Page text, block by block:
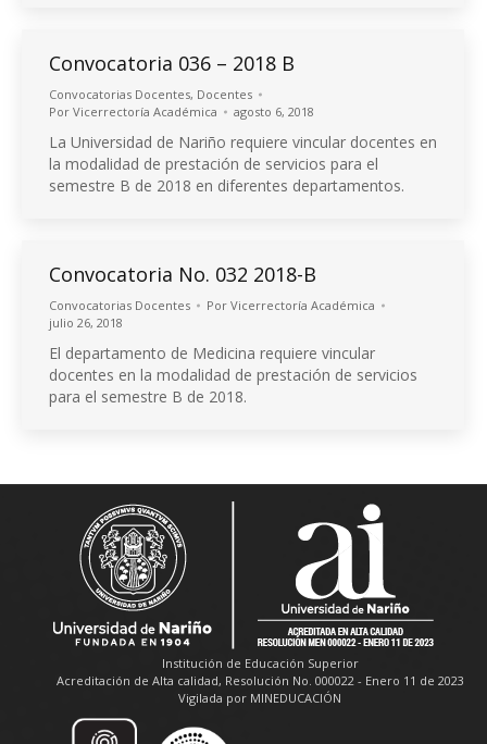
Convocatoria 036 – 2018 B
Convocatorias Docentes, Docentes
Por Vicerrectoría Académica agosto 6, 2018
La Universidad de Nariño requiere vincular docentes en
la modalidad de prestación de servicios para el
semestre B de 2018 en diferentes departamentos.
Convocatoria No. 032 2018-B
Convocatorias Docentes Por Vicerrectoría Académica
julio 26, 2018
El departamento de Medicina requiere vincular
docentes en la modalidad de prestación de servicios
para el semestre B de 2018.
Institución de Educación Superior
Acreditación de Alta calidad, Resolución No. 000022 - Enero 11 de 2023
Vigilada por MINEDUCACIÓN